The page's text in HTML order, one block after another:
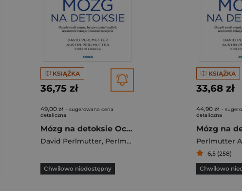
Loberg Kristin
KSIĄŻKA
36,75 zł
49,00 zł - sugerowana cena
detaliczna
Mózg na detoksie Oczyść swój umysł, by sprawniej myśleć, wzmocnić relacje i znaleźć szczęście
David Perlmutter, Perlmutter Austin Loberg Kristin
Chwilowo niedostępny
KSIĄŻKA
33,68 zł
44,90 zł -
detaliczna
Perlmutter
6,5 (258)
Chwilowo